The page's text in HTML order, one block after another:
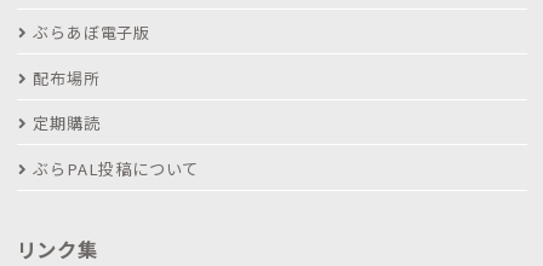
ぶらあぼ電子版
配布場所
定期購読
ぶらPAL投稿について
リンク集